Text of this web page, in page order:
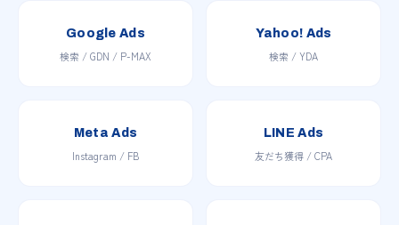
Google Ads
検索 / GDN / P-MAX
Yahoo! Ads
検索 / YDA
Meta Ads
Instagram / FB
LINE Ads
友だち獲得 / CPA